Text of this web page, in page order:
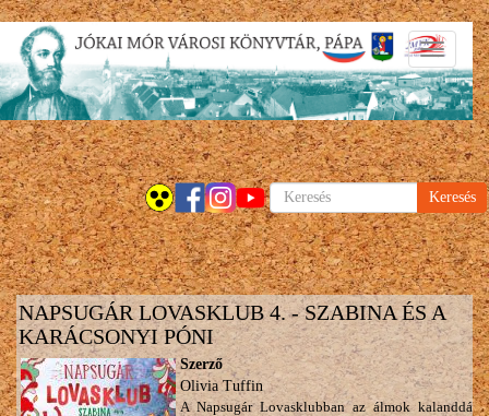
Ugrás
tartalomra
Keresés
NAPSUGÁR LOVASKLUB 4. - SZABINA ÉS A
KARÁCSONYI PÓNI
Szerző
Olivia Tuffin
A Napsugár Lovasklubban az álmok kalanddá